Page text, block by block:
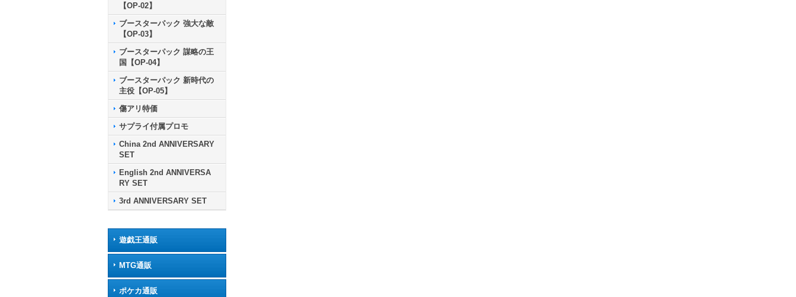
【OP-02】
ブースターパック 強大な敵
【OP-03】
ブースターパック 謀略の王
国【OP-04】
ブースターパック 新時代の
主役【OP-05】
傷アリ特価
サプライ付属プロモ
China 2nd ANNIVERSARY
SET
English 2nd ANNIVERSA
RY SET
3rd ANNIVERSARY SET
遊戯王通販
MTG通販
ポケカ通販